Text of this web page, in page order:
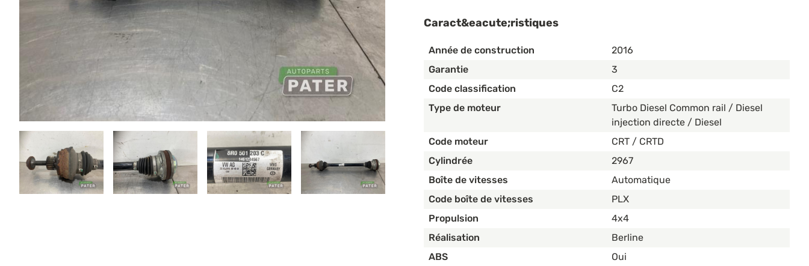
Caract&eacute;ristiques
Année de construction
2016
Garantie
3
Code classification
C2
Type de moteur
Turbo Diesel Common rail / Diesel
injection directe / Diesel
Code moteur
CRT / CRTD
Cylindrée
2967
Boîte de vitesses
Automatique
Code boîte de vitesses
PLX
Propulsion
4x4
Réalisation
Berline
ABS
Oui